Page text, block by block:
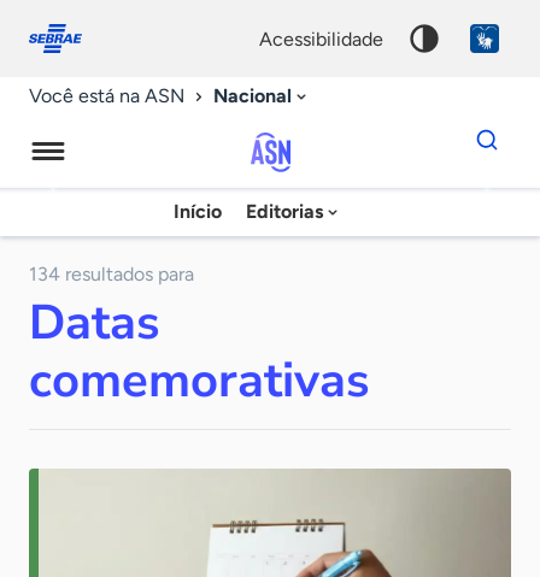
conosco
acessibilidade
Você está na ASN Nacional
Agência
Sebrae
Início Editorias
Dados
para
chave
134 resultados para
Datas
comemorativas